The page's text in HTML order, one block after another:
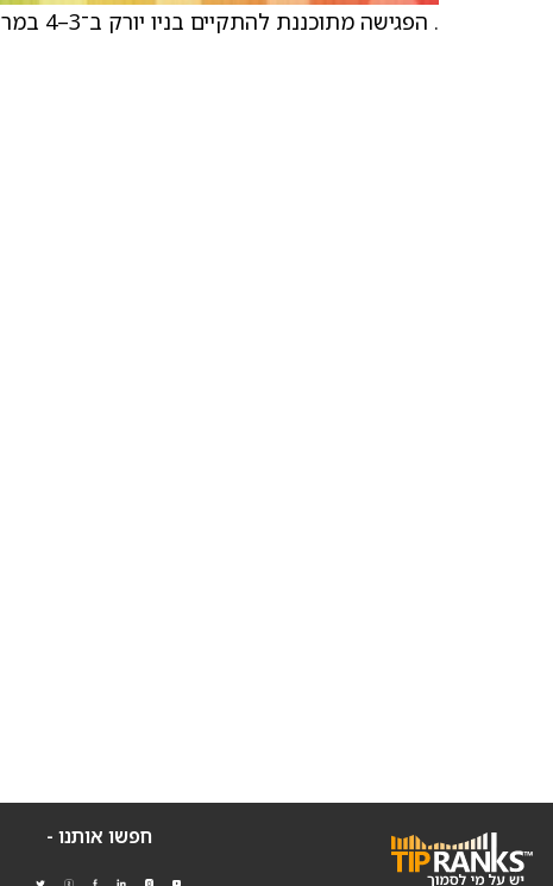
. הפגישה מתוכננת להתקיים בניו יורק ב־3–4 במרץ ותנוהל על ידי DA Davidson.
חפשו אותנו -